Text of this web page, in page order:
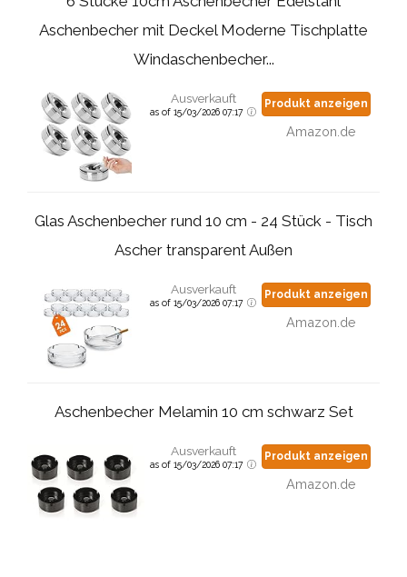
Aschenbecher mit Deckel Moderne Tischplatte
Windaschenbecher...
Ausverkauft
as of 15/03/2026 07:17
Produkt anzeigen
Amazon.de
Glas Aschenbecher rund 10 cm - 24 Stück - Tisch
Ascher transparent Außen
Ausverkauft
as of 15/03/2026 07:17
Produkt anzeigen
Amazon.de
Aschenbecher Melamin 10 cm schwarz Set
Ausverkauft
as of 15/03/2026 07:17
Produkt anzeigen
Amazon.de